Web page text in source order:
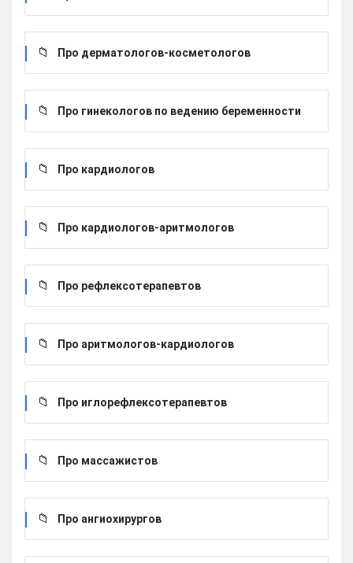
Про дерматологов-косметологов
Про гинекологов по ведению беременности
Про кардиологов
Про кардиологов-аритмологов
Про рефлексотерапевтов
Про аритмологов-кардиологов
Про иглорефлексотерапевтов
Про массажистов
Про ангиохирургов